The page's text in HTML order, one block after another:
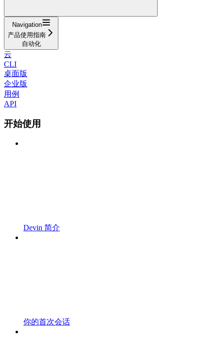
Navigation
产品使用指南
自动化
云
CLI
桌面版
企业版
用例
API
开始使用
Devin 简介
你的首次会话